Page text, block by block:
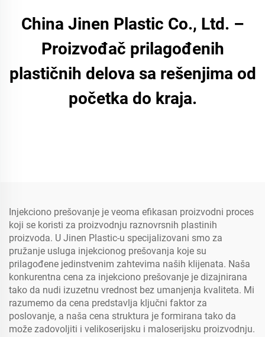
China Jinen Plastic Co., Ltd. –
Proizvođač prilagođenih
plastičnih delova sa rešenjima od
početka do kraja.
Injekciono prešovanje je veoma efikasan proizvodni proces
koji se koristi za proizvodnju raznovrsnih plastinih
proizvoda. U Jinen Plastic-u specijalizovani smo za
pružanje usluga injekcionog prešovanja koje su
prilagođene jedinstvenim zahtevima naših klijenata. Naša
konkurentna cena za injekciono prešovanje je dizajnirana
tako da nudi izuzetnu vrednost bez umanjenja kvaliteta. Mi
razumemo da cena predstavlja ključni faktor za
poslovanje, a naša cena struktura je formirana tako da
može zadovoljiti i velikoserijsku i maloserijsku proizvodnju.